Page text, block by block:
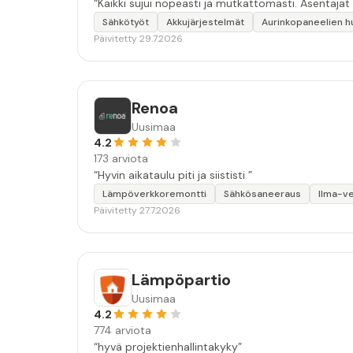
“Kaikki sujui nopeasti ja mutkattomasti. Asentajat
Sähkötyöt Akkujärjestelmät
Aurinkopaneelien
Päivitetty 29.7.2026
Renoa
Uusimaa
4.2
173 arviota
“Hyvin aikataulu piti ja siististi ”
Lämpöverkkoremontti Sähkösaneeraus
Ilma-
Päivitetty 27.7.2026
Lämpöpartio
Uusimaa
4.2
774 arviota
“hyvä projektienhallintakyky”